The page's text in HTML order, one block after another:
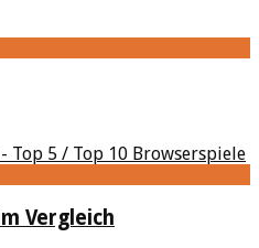
Vergleich